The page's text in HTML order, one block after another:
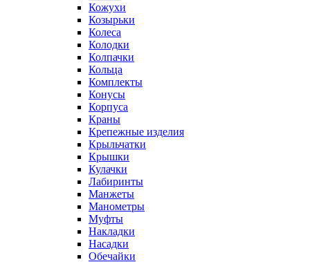
Кожухи
Козырьки
Колеса
Колодки
Колпачки
Кольца
Комплекты
Конусы
Корпуса
Краны
Крепежные изделия
Крыльчатки
Крышки
Кулачки
Лабиринты
Манжеты
Манометры
Муфты
Накладки
Насадки
Обечайки